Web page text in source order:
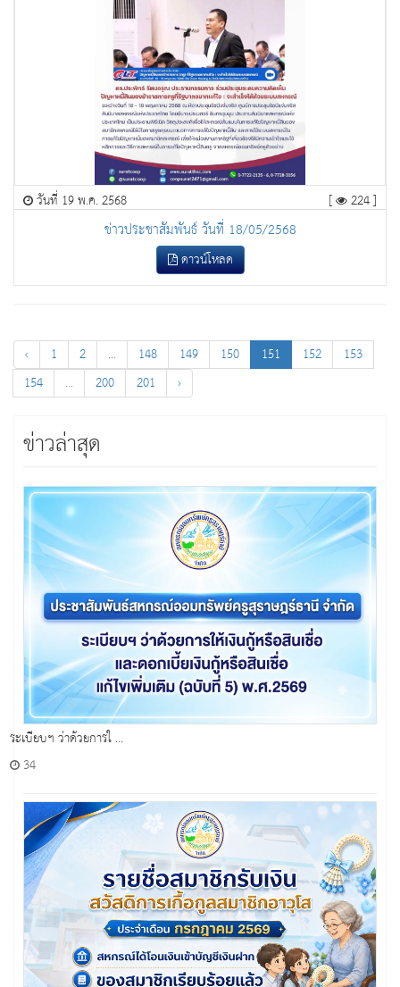
วันที่ 19 พ.ค. 2568 [ 224 ]
ข่าวประชาสัมพันธ์ วันที่ 18/05/2568
ดาวน์โหลด
‹ 1 2 ... 148 149 150 151 152
153
154
... 200 201 ›
ข่าวล่าสุด
ระเบียบฯ ว่าด้วยการใ ...
34